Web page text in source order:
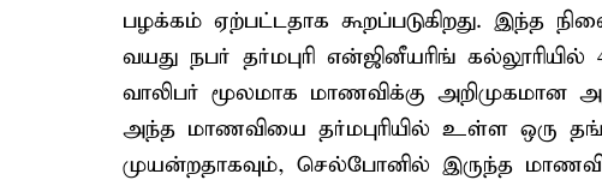
பழக்கம் ஏற்பட்டதாக கூறப்படுகிறது. இந்த
வயது நபர் தர்மபுரி என்ஜினீயரிங்
வாலிபர் மூலமாக மாணவிக்கு
அந்த மாணவியை தர்மபுரியில் உள்ள ஒரு
முயன்றதாகவும், செல்போனில் இருந்த